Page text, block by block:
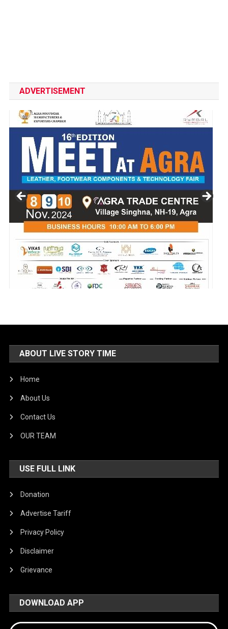
ADVERTISEMENT
ABOUT LIVE STORY TIME
Home
About Us
Contact Us
OUR TEAM
USE FULL LINK
Donation
Advertise Tariff
Privacy Policy
Disclaimer
Grievance
DOWNLOAD APP